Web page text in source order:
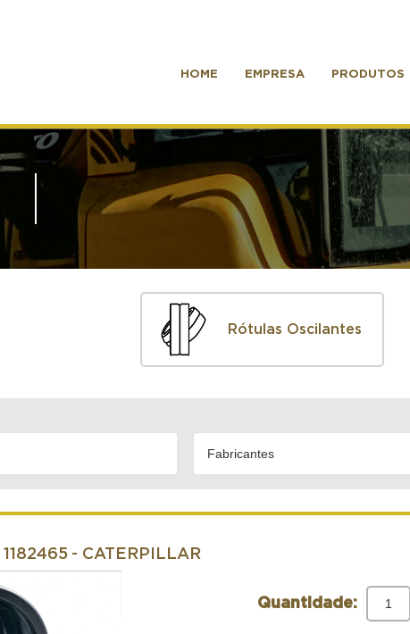
HOME EMPRESA PRODUTOS
Rótulas Oscilantes
Fabricantes
1182465 - CATERPILLAR
Quantidade: